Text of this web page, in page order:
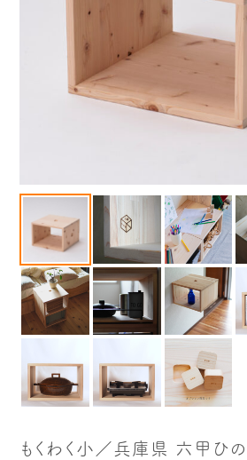
もくわくの使
木や森のこと もくわく的
もくわく開発ストーリー
もくわく小／兵庫県 六甲ひの